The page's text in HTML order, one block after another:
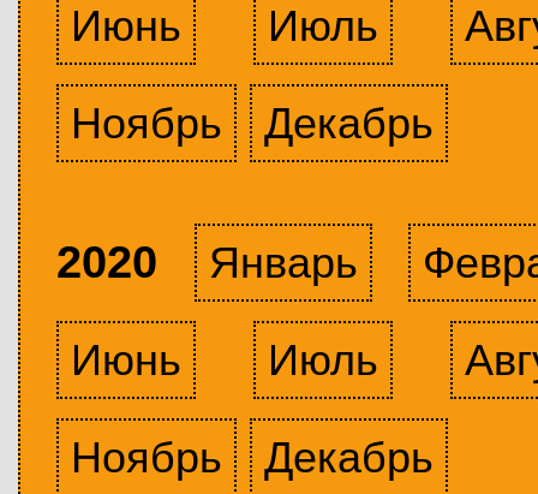
Июнь
Июль
Ноябрь
Декабрь
2020 Январь
Июнь
Июль
Ноябрь
Декабрь